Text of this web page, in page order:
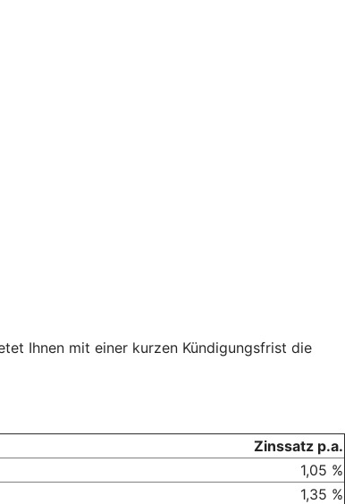
Ihnen mit einer kurzen Kündigungsfrist die
Zinssatz p.a.
1,05 %
1,35 %